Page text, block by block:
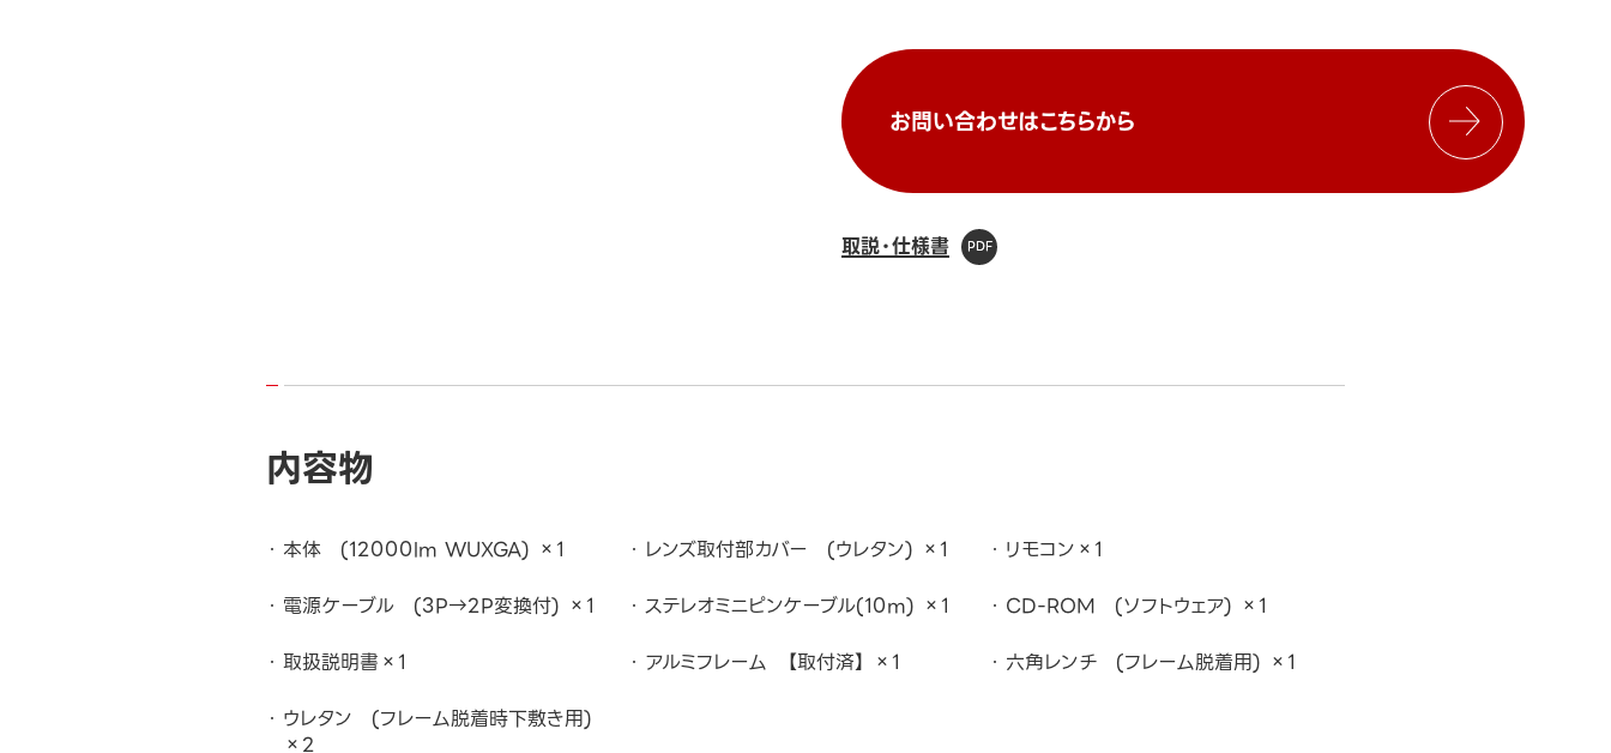
お問い合わせはこちらから
取説・仕様書
内容物
本体 (12000lm WUXGA) ×1 レンズ取付部カバー (ウレタン) ×1
リモコン×1
電源ケーブル (3P→2P変換付) ×1
ステレオミニピンケーブル(10m) ×1
CD-ROM (ソフトウェア) ×1
取扱説明書×1
アルミフレーム 【取付済】 ×1
六角レンチ (フレーム脱着用) ×1
ウレタン (フレーム脱着時下敷き用)
×2